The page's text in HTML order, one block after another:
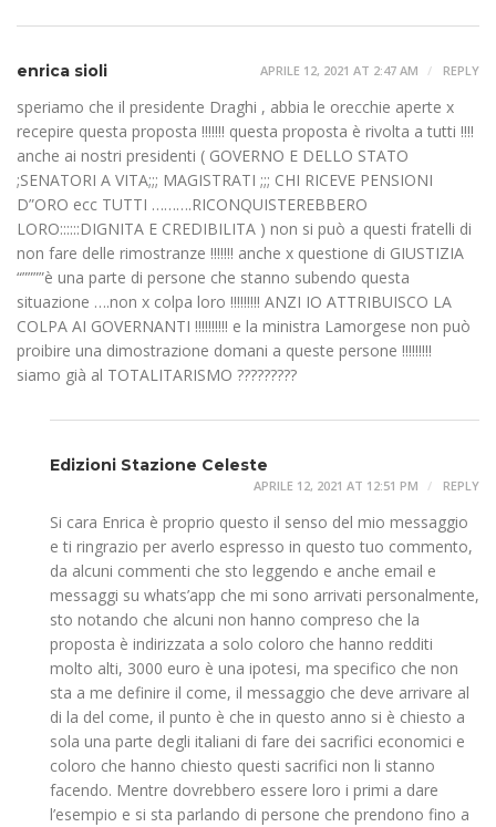
enrica sioli APRILE 12, 2021 AT 2:47 AM REPLY
speriamo che il presidente Draghi , abbia le orecchie aperte x
recepire questa proposta !!!!!!! questa proposta è rivolta a tutti !!!!
anche ai nostri presidenti ( GOVERNO E DELLO STATO
;SENATORI A VITA;;; MAGISTRATI ;;; CHI RICEVE PENSIONI
D”ORO ecc TUTTI ……….RICONQUISTEREBBERO
LORO::::::DIGNITA E CREDIBILITA ) non si può a questi fratelli di
non fare delle rimostranze !!!!!!! anche x questione di GIUSTIZIA
“””””è una parte di persone che stanno subendo questa
situazione ….non x colpa loro !!!!!!!!! ANZI IO ATTRIBUISCO LA
COLPA AI GOVERNANTI !!!!!!!!!! e la ministra Lamorgese non può
proibire una dimostrazione domani a queste persone !!!!!!!!!
siamo già al TOTALITARISMO ?????????
Edizioni Stazione Celeste
APRILE 12, 2021 AT 12:51 PM REPLY
Si cara Enrica è proprio questo il senso del mio messaggio
e ti ringrazio per averlo espresso in questo tuo commento,
da alcuni commenti che sto leggendo e anche email e
messaggi su whats’app che mi sono arrivati personalmente,
sto notando che alcuni non hanno compreso che la
proposta è indirizzata a solo coloro che hanno redditi
molto alti, 3000 euro è una ipotesi, ma specifico che non
sta a me definire il come, il messaggio che deve arrivare al
di la del come, il punto è che in questo anno si è chiesto a
sola una parte degli italiani di fare dei sacrifici economici e
coloro che hanno chiesto questi sacrifici non li stanno
facendo. Mentre dovrebbero essere loro i primi a dare
l’esempio e si sta parlando di persone che prendono fino a